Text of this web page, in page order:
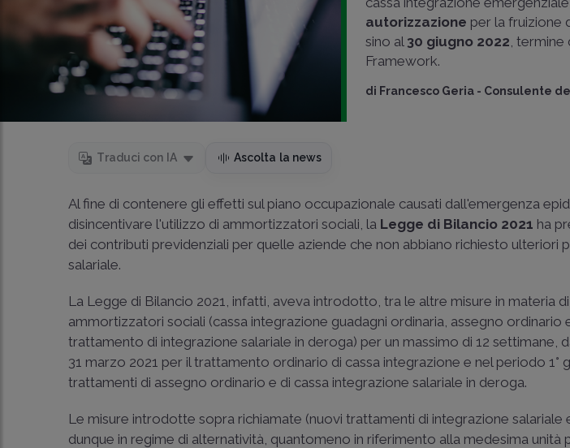
autorizzazione per la fruizione
sino al 30 giugno 2022, termine
Framework.
di Francesco Geria - Consulente
Traduci con IA Ascolta la news
Al fine di contenere gli effetti sul piano occupazionale causati dall'emergenza
disincentivare l'utilizzo di ammortizzatori sociali, la Legge di Bilancio 2021 ha
dei contributi previdenziali per quelle aziende che non abbiano richiesto ulteriori
salariale.
La Legge di Bilancio 2021, infatti, aveva introdotto, tra le altre misure in materia
ammortizzatori sociali (cassa integrazione guadagni ordinaria, assegno ordinario
trattamento di integrazione salariale in deroga) per un massimo di 12 settimane,
31 marzo 2021 per il trattamento ordinario di cassa integrazione e nel periodo 1°
trattamenti di assegno ordinario e di cassa integrazione salariale in deroga.
Le misure introdotte sopra richiamate (nuovi trattamenti di integrazione
dunque in regime di alternatività, quantomeno in riferimento alla medesima unità